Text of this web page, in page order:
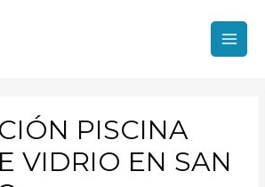
PISCINA
VIDRIO EN SAN